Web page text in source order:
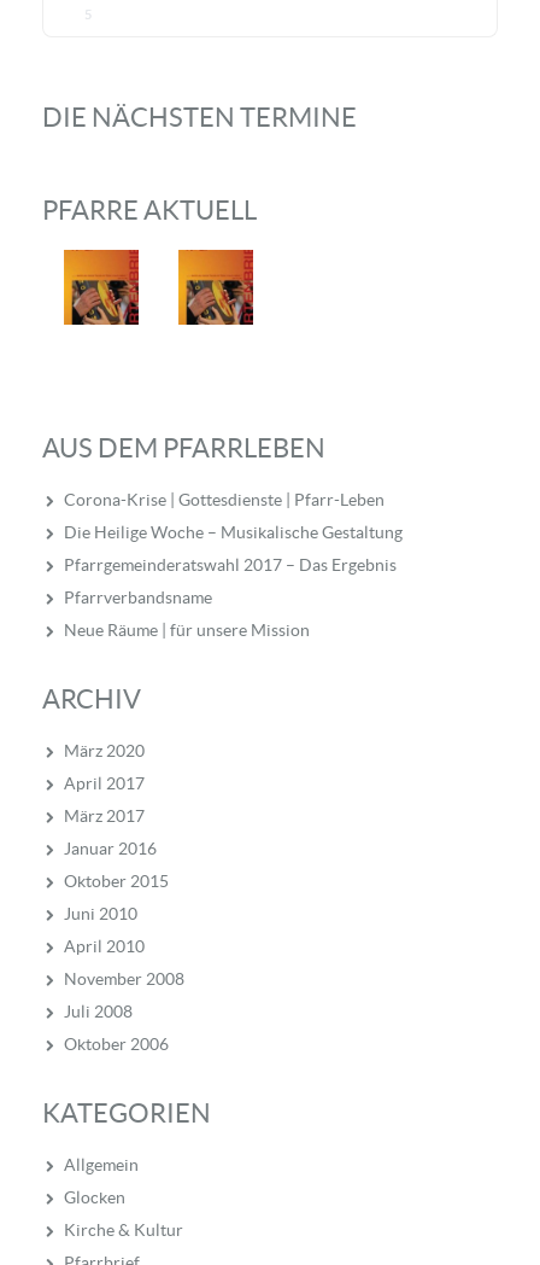
5
DIE NÄCHSTEN TERMINE
PFARRE AKTUELL
AUS DEM PFARRLEBEN
Corona-Krise | Gottesdienste | Pfarr-Leben
Die Heilige Woche – Musikalische Gestaltung
Pfarrgemeinderatswahl 2017 – Das Ergebnis
Pfarrverbandsname
Neue Räume | für unsere Mission
ARCHIV
März 2020
April 2017
März 2017
Januar 2016
Oktober 2015
Juni 2010
April 2010
November 2008
Juli 2008
Oktober 2006
KATEGORIEN
Allgemein
Glocken
Kirche & Kultur